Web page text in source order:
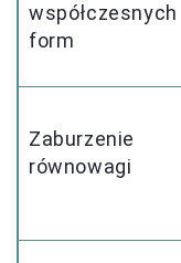
współczesnych
form
Zaburzenie
równowagi